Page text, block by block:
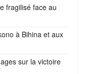
fragilisé face au
à Bihina et aux
sur la victoire